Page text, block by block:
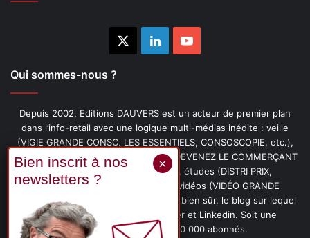
LinkedinYouTube
Qui sommes-nous ?
Depuis 2002, Editions DAUVERS est un acteur de premier plan
dans l’info-retail avec une logique multi-médias inédite : veille
(VIGIE GRANDE CONSO, LES ESSENTIELS, CONSOSCOPIE, etc.),
livres (PENSER-CLIENT, IMAGE-PRIX, DEVENEZ LE COMMERÇANT
PRÉFÉRÉ DE VOS CLIENTS, etc.), études (DISTRI PRIX,
PROMOFLASH, DRIVE INSIGHTS), vidéos (VIDÉO GRANDE
CONSO), podcasts (CAFÉ CONSO) et, bien sûr, le blog sur lequel
vous êtes, ainsi que les fils Twitter et Linkedin. Soit une
communauté de plus de 150 000 abonnés.